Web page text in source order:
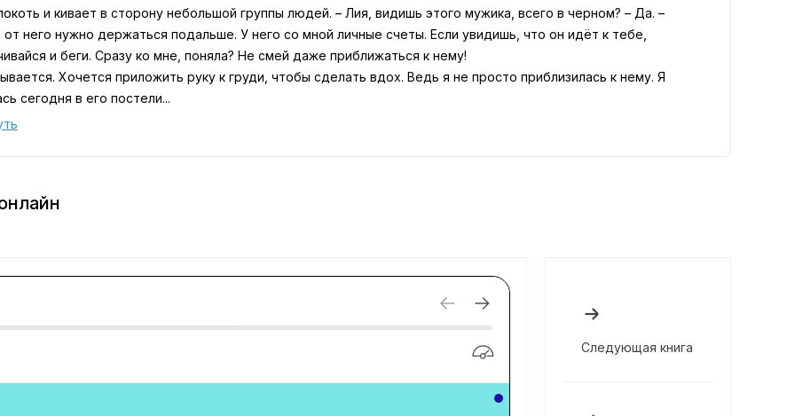
и кивает в сторону небольшой группы людей. – Лия, видишь этого мужика, всего в черном? – Да. –
от него нужно держаться подальше. У него со мной личные счеты. Если увидишь, что он идёт к тебе,
и беги. Сразу ко мне, поняла? Не смей даже приближаться к нему!
Хочется приложить руку к груди, чтобы сделать вдох. Ведь я не просто приблизилась к нему. Я
сегодня в его постели...
Следующая книга